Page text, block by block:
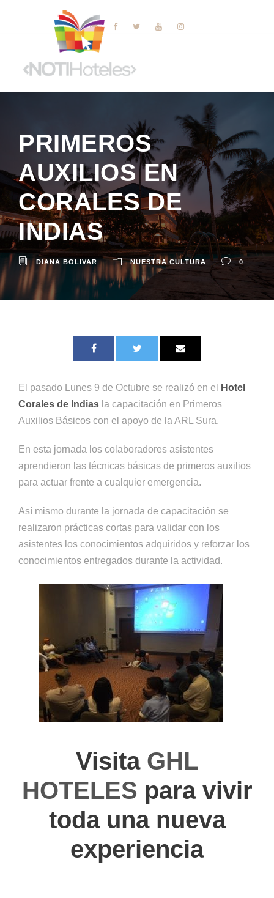
PRIMEROS
AUXILIOS EN
CORALES DE
INDIAS
DIANA BOLIVAR NUESTRA CULTURA 0
El pasado Lunes 9 de Octubre se realizó en el
Hotel
Corales de Indias la capacitación en Primeros
Auxilios Básicos con el apoyo de la ARL Sura.
En esta jornada los colaboradores asistentes
aprendieron las técnicas básicas de primeros auxilios
para actuar frente a cualquier emergencia.
Así mismo durante la jornada de capacitación se
realizaron prácticas cortas para validar con los
asistentes los conocimientos adquiridos y reforzar los
conocimientos entregados durante la actividad.
Visita GHL
HOTELES para vivir
toda una nueva
experiencia